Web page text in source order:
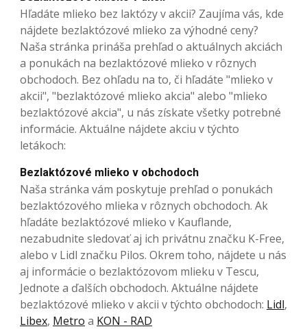
Hľadáte mlieko bez laktózy v akcii? Zaujíma vás, kde
nájdete bezlaktózové mlieko za výhodné ceny?
Naša stránka prináša prehľad o aktuálnych akciách
a ponukách na bezlaktózové mlieko v rôznych
obchodoch. Bez ohľadu na to, či hľadáte "mlieko v
akcii", "bezlaktózové mlieko akcia" alebo "mlieko
bezlaktózové akcia", u nás získate všetky potrebné
informácie. Aktuálne nájdete akciu v týchto
letákoch:
Bezlaktózové mlieko v obchodoch
Naša stránka vám poskytuje prehľad o ponukách
bezlaktózového mlieka v rôznych obchodoch. Ak
hľadáte bezlaktózové mlieko v Kauflande,
nezabudnite sledovať aj ich privátnu značku K-Free,
alebo v Lidl značku Pilos. Okrem toho, nájdete u nás
aj informácie o bezlaktózovom mlieku v Tescu,
Jednote a ďalších obchodoch. Aktuálne nájdete
bezlaktózové mlieko v akcii v týchto obchodoch: Lidl,
Libex, Metro a KON - RAD